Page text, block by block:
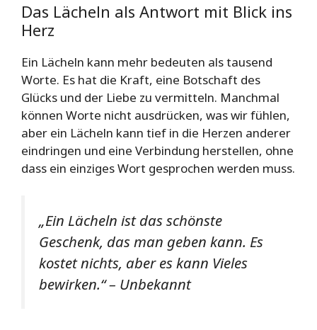
Das Lächeln als Antwort mit Blick ins
Herz
Ein Lächeln kann mehr bedeuten als tausend
Worte. Es hat die Kraft, eine Botschaft des
Glücks und der Liebe zu vermitteln. Manchmal
können Worte nicht ausdrücken, was wir fühlen,
aber ein Lächeln kann tief in die Herzen anderer
eindringen und eine Verbindung herstellen, ohne
dass ein einziges Wort gesprochen werden muss.
„Ein Lächeln ist das schönste
Geschenk, das man geben kann. Es
kostet nichts, aber es kann Vieles
bewirken.“ – Unbekannt